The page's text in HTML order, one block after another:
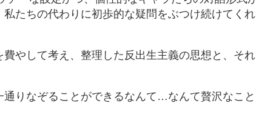
たちの代わりに初歩的な疑問をぶつけ続けてくれ
やして考え、整理した反出生主義の思想と、それ
りなぞることができるなんて…なんて贅沢なこと